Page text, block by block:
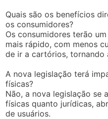
Quais são os benefícios
os consumidores?
Os consumidores terão
mais rápido, com menos
de ir a cartórios, tornando
A nova legislação terá
físicas?
Não, a nova legislação se
físicas quanto jurídicas,
de usuários.